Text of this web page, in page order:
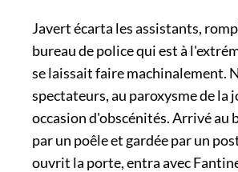
Javert écarta les assistants,
bureau de police qui est à
se laissait faire machinalement.
spectateurs, au paroxysme de la
occasion d'obscénités. Arrivé au
par un poêle et gardée par un
ouvrit la porte, entra avec